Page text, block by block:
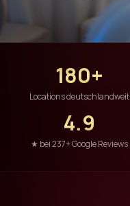
180+
Locations deutschlandweit
4.9
★ bei 237+ Google Reviews